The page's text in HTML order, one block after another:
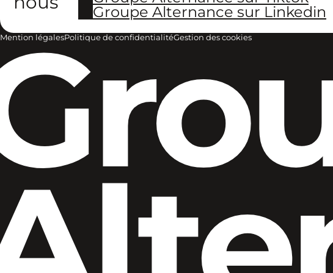
Groupe Alternance sur Linkedin
Mention légalesPolitique de confidentialitéGestion des cookies